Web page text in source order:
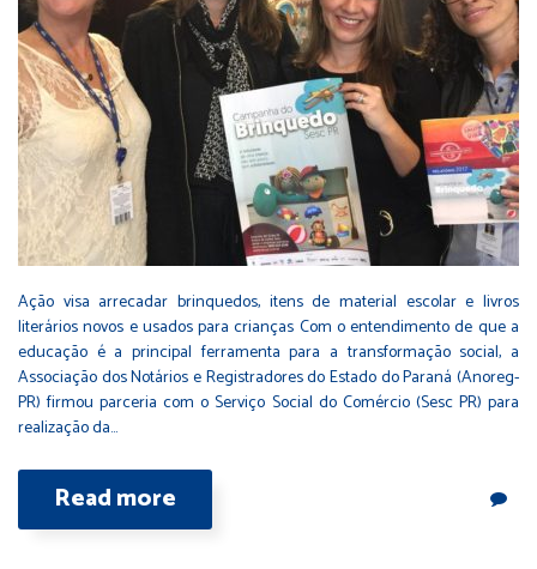
Ação visa arrecadar brinquedos, itens de material escolar e livros
literários novos e usados para crianças Com o entendimento de que a
educação é a principal ferramenta para a transformação social, a
Associação dos Notários e Registradores do Estado do Paraná (Anoreg-
PR) firmou parceria com o Serviço Social do Comércio (Sesc PR) para
realização da…
Read more